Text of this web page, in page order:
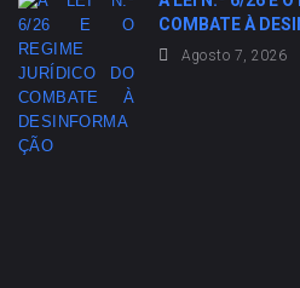
COMBATE À
Agosto 7, 2026